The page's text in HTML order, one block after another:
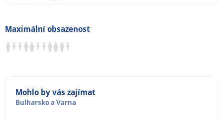
Maximální obsazenost
Mohlo by vás zajímat
Bulharskoa Varna